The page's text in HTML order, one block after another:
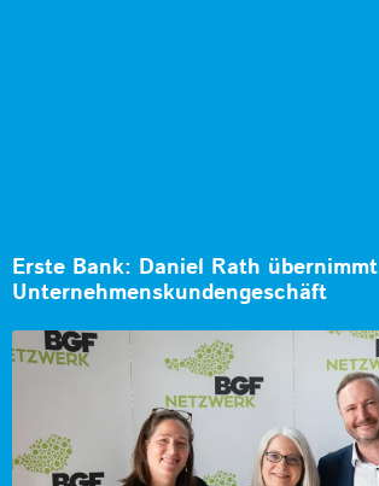
Erste Bank: Daniel Rath übernimmt
Unternehmenskundengeschäft